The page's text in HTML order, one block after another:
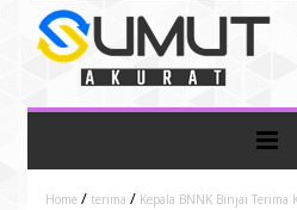
Home / terima / Kepala BNNK Binjai